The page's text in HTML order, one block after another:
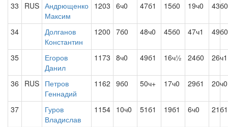
33 RUS Андрющенко
Максим
1203 6ч0 47б1 15б0 19ч0 43б0
34
Долганов
Константин
1200 7б0 48ч0 45б0 47ч1 49б0
35
Егоров
Данил
1173 8ч0 49б1 16ч½ 24б0 26ч1
36 RUS Петров
Геннадий
1162 9б0 50ч+ 17ч0 29б1 20ч0
37
Гуров
Владислав
1154 10ч0 51б1 19б1 6ч0 21б1